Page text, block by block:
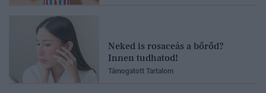
Neked is rosaceás a bőrőd?
Innen tudhatod!
Támogatott Tartalom